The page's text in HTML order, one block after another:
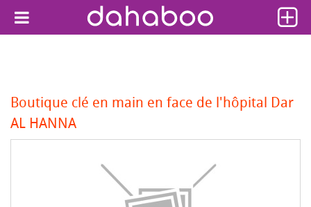
Boutique clé en main en face de l'hôpital Dar
AL HANNA